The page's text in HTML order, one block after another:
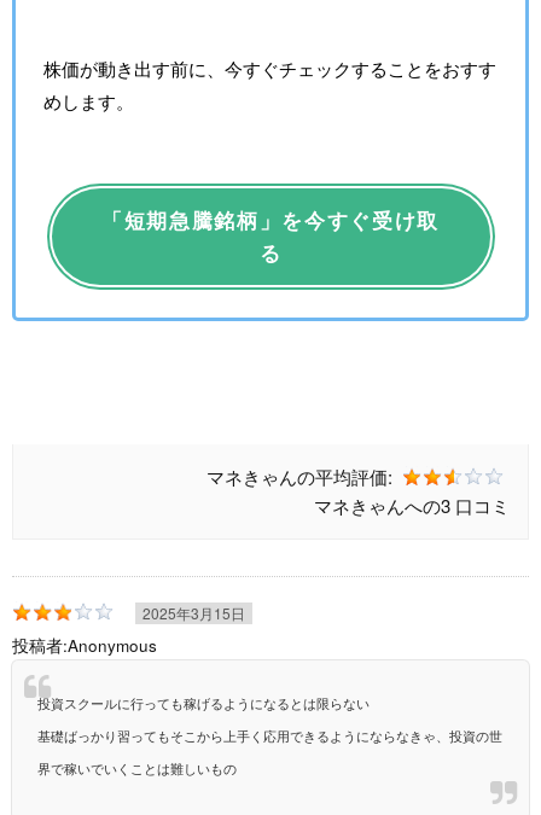
株価が動き出す前に、今すぐチェックすることをおすす
めします。
「短期急騰銘柄」を今すぐ受け取
る
マネきゃんの平均評価:
マネきゃんへの3 口コミ
2025年3月15日
投稿者:Anonymous
投資スクールに行っても稼げるようになるとは限らない
基礎ばっかり習ってもそこから上手く応用できるようにならなきゃ、投資の世
界で稼いでいくことは難しいもの